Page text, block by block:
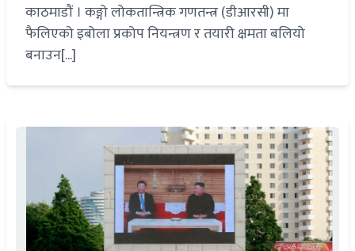
काठमाडौं । कङ्गो लोकतान्त्रिक गणतन्त्र (डीआरसी) मा
फैलिएको इबोला प्रकोप नियन्त्रण र तयारी क्षमता बलियो
बनाउन[...]